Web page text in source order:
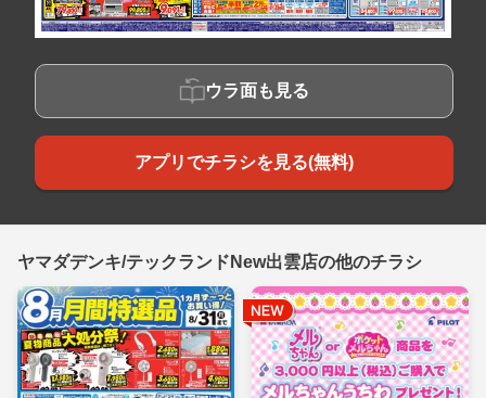
ウラ面も見る
アプリでチラシを見る(無料)
ヤマダデンキ/テックランドNew出雲店の他のチラシ